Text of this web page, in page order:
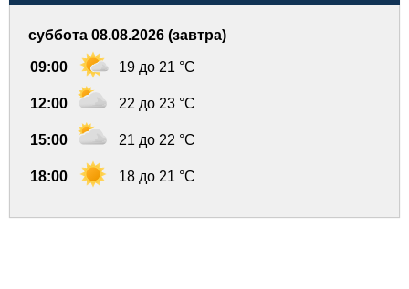
суббота 08.08.2026 (завтра)
09:00 19 до 21 °C
12:00 22 до 23 °C
15:00 21 до 22 °C
18:00 18 до 21 °C